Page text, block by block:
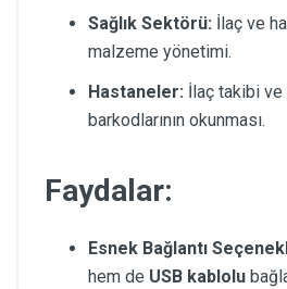
Sağlık Sektörü: İlaç ve
malzeme yönetimi.
Hastaneler: İlaç takibi ve
barkodlarının okunması.
Faydalar:
Esnek Bağlantı
hem de USB kablolu